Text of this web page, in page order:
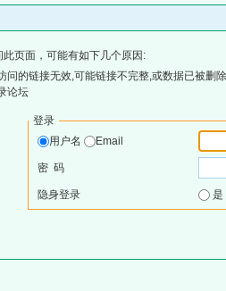
页面，可能有如下几个原因:
问的链接无效,可能链接不完整,或数据已被删
论坛
登录
用户名
Email
密 码
隐身登录